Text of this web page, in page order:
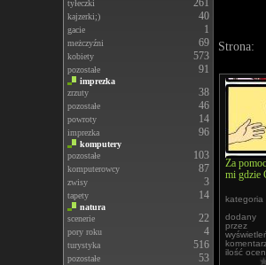
tyłeczki 261
kajzerki;) 40
gacie 1
meżczyźni 69
kobiety 573
pozostałe 91
imprezka
zrzuty
38
pozostałe 46
powroty 14
imprezka 96
komputery
pozostałe
103
komputerowcy 87
zwisy 3
tapety 14
natura
scenerie
22
pory roku 4
turystyka 516
pozostałe 53
Strona:
Za
mi gdzie
kategoria
dodany
przez
ilość ocen